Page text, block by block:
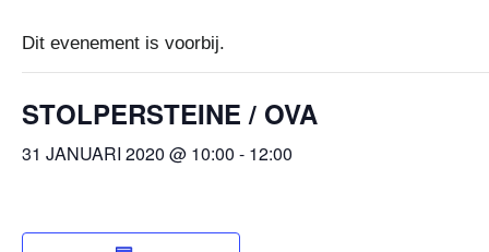
Dit evenement is voorbij.
STOLPERSTEINE / OVA
31 JANUARI 2020 @ 10:00 - 12:00